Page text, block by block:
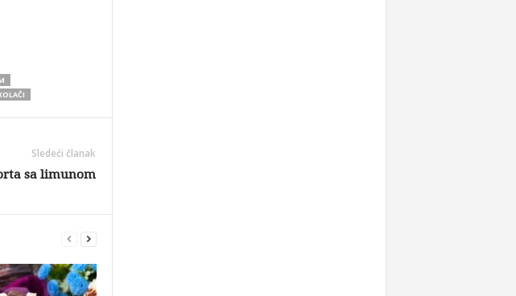
Sledeći članak
sa limunom